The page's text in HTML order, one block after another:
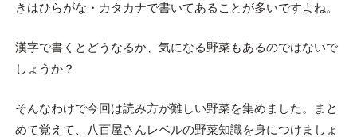
きはひらがな・カタカナで書いてあることが多いですよね。
漢字で書くとどうなるか、気になる野菜もあるのではないで
しょうか？
そんなわけで今回は読み方が難しい野菜を集めました。まと
めて覚えて、八百屋さんレベルの野菜知識を身につけましょ